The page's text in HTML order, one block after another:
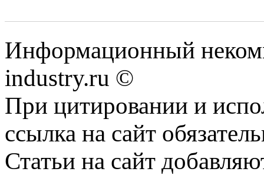
Информационный
industry.ru ©
При цитировании и
ссылка на сайт
Статьи на сайт